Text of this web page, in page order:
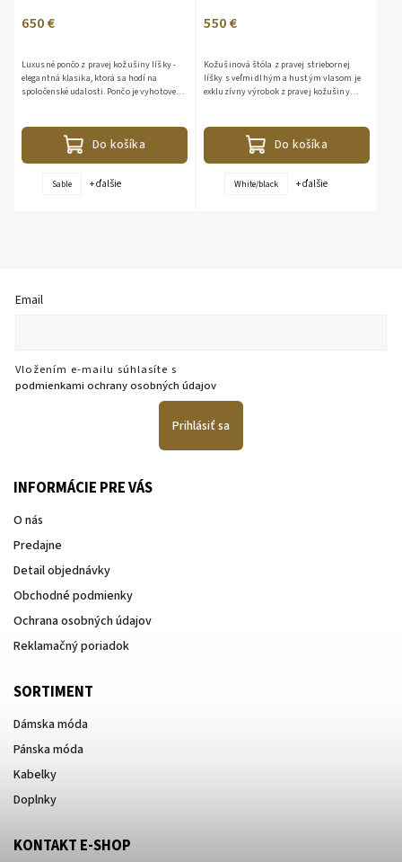
650 €
Do košíka
Luxusné pončo z pravej kožušiny líšky -
elegantná klasika, ktorá sa hodí na
spoločenské udalosti. Pončo je vyhotovené
Sable + ďalšie
550 €
Do košíka
Kožušinová štóla z pravej striebornej
líšky s veľmi dlhým a hustým vlasom je
exkluzívny výrobok z pravej kožušiny
White/black + ďalšie
Email
Vložením e-mailu súhlasíte s
podmienkami ochrany osobných údajov
Prihlásiť sa
INFORMÁCIE PRE VÁS
O nás
Predajne
Detail objednávky
Obchodné podmienky
Ochrana osobných údajov
Reklamačný poriadok
SORTIMENT
Dámska móda
Pánska móda
Kabelky
Doplnky
KONTAKT E-SHOP